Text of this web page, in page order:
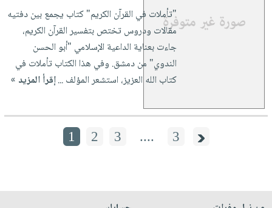
"تأملات في القرآن الكريم" كتاب يجمع بين دفتيه
مقالات ودروس تختص بتفسير القرآن الكريم،
جاءت بعناية الداعية الإسلامي "أبو الحسن
الندوي" من دمشق. وفي هذا الكتاب تأملات في
كتاب الله العزيز، استشعر المؤلف ...إقرأ المزيد »
1 2 3 .... 3